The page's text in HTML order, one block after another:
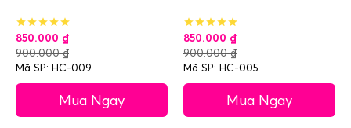
850.000 ₫
900.000₫
Mã SP: HC-009
Mua Ngay
850.000 ₫
900.000₫
Mã SP: HC-005
Mua Ngay